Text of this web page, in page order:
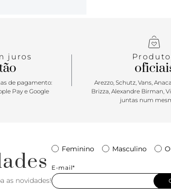
juros
de pagamento:
Pay e Google
Arezzo, Schutz, Vans,
Brizza, Alexandre Birman,
juntas num
as novidades!
Feminino Masculino
E-mail*